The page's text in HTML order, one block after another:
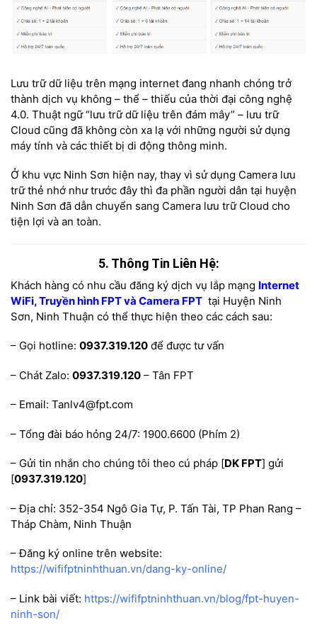
Lưu trữ dữ liệu trên mạng internet đang nhanh chóng trở
thành dịch vụ không – thể – thiếu của thời đại công nghệ
4.0. Thuật ngữ “lưu trữ dữ liệu trên đám mây” – lưu trữ
Cloud cũng đã không còn xa lạ với những người sử dụng
máy tính và các thiết bị di động thông minh.
Ở khu vực Ninh Sơn hiện nay, thay vì sử dụng Camera lưu
trữ thẻ nhớ như trước đây thì đa phần người dân tại huyện
Ninh Sơn đã dẫn chuyển sang Camera lưu trữ Cloud cho
tiện lợi và an toàn.
5. Thông Tin Liên Hệ:
Khách hàng có nhu cầu đăng ký dịch vụ lắp mạng Internet
WiFi, Truyền hình FPT và Camera FPT tại Huyện Ninh
Sơn, Ninh Thuận có thể thực hiện theo các cách sau:
– Gọi hotline: 0937.319.120 để được tư vấn
– Chát Zalo: 0937.319.120 – Tân FPT
– Email: Tanlv4@fpt.com
– Tổng đài báo hỏng 24/7: 1900.6600 (Phím 2)
– Gửi tin nhắn cho chúng tôi theo cú pháp [DK FPT] gửi
[0937.319.120]
– Địa chỉ: 352-354 Ngô Gia Tự, P. Tấn Tài, TP Phan Rang –
Tháp Chàm, Ninh Thuận
– Đăng ký online trên website:
https://wififptninhthuan.vn/dang-ky-online/
– Link bài viết: https://wififptninhthuan.vn/blog/fpt-huyen-
ninh-son/